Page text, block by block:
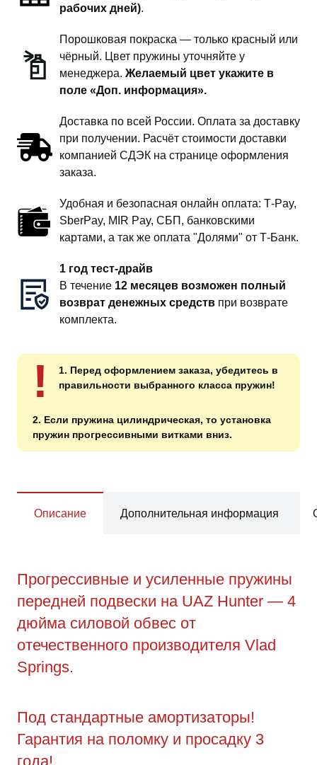
рабочих дней).
Порошковая покраска — только красный или
чёрный. Цвет пружины уточняйте у
менеджера. Желаемый цвет укажите в
поле «Доп. информация».
Доставка по всей России. Оплата за доставку
при получении. Расчёт стоимости доставки
компанией СДЭК на странице оформления
заказа.
Удобная и безопасная онлайн оплата: T‑Pay,
SberPay, MIR Pay, СБП, банковскими
картами, а так же оплата "Долями" от Т-Банк.
1 год тест-драйв
В течение 12 месяцев возможен полный
возврат денежных средств при возврате
комплекта.
!
1. Перед оформлением заказа, убедитесь в
правильности выбранного класса пружин!
2. Если пружина цилиндрическая, то установка
пружин прогрессивными витками вниз.
Описание Дополнительная информация
Прогрессивные и усиленные пружины
передней подвески на UAZ Hunter — 4
дюйма силовой обвес от
отечественного производителя Vlad
Springs.
Под стандартные амортизаторы!
Гарантия на поломку и просадку 3
года!